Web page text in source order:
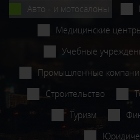
Авто - и мотосалоны
Медицинские
Учебные
Промышленные
Строительство
Туризм